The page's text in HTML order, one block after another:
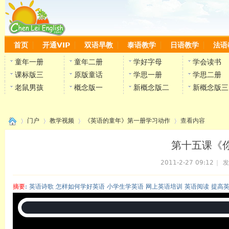
首页 开通VIP 双语早教 泰语教学 日语教学 法语
童年一册 童年二册 学好字母
学会读书
课标版三
原版童话 学思一册
学思二册
老鼠男孩
概念版一 新概念版二 新概念版三
陈雷
门户 教学视频 《英语的童年》第一册学习动作
›
查看内容
第十五课《
2011-2-27 09:12
摘要: 英语诗歌 怎样如何学好英语 小学生学英语 网上英语培训 英语阅读 提高